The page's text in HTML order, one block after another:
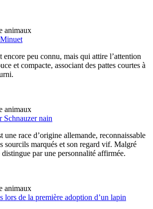
animaux
peu connu, mais qui attire l’attention
et compacte, associant des pattes courtes à
animaux
Schnauzer nain
une race d’origine allemande, reconnaissable
sourcils marqués et son regard vif. Malgré
par une personnalité affirmée.
animaux
lors de la première adoption d’un lapin